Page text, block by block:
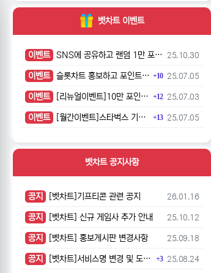
벳차트 이벤트
등록일
25.10.30
이벤트 SNS에 공유하고 랜덤 1만 포인트 받자!
등록일
25.07.05
이벤트 슬롯차트 홍보하고 포인트 받자 10댓글
등록일
25.07.03
이벤트 [리뉴얼이벤트]10만 포인트를 찾아서~ 12댓글
등록일
25.07.05
이벤트 [월간이벤트]스타벅스 기프티콘 이벤트 13댓글
벳차트 공지사항
등록일
26.01.16
공지 [벳차트]기프티콘 관련 공지
등록일
25.10.12
공지 [벳차트] 신규 게임사 추가 안내
등록일
25.09.18
공지 [벳차트] 홍보게시판 변경사항
등록일
25.08.24
공지 [벳차트]서비스명 변경 및 도메인 안내 3댓글